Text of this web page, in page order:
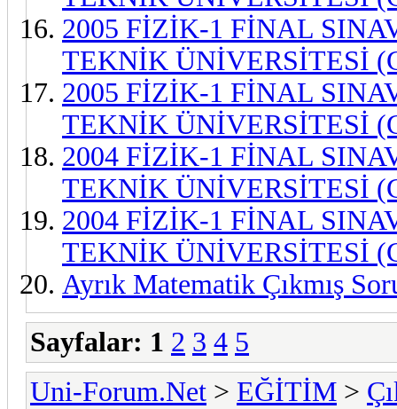
2005 FİZİK-1 FİNAL
TEKNİK ÜNİVERSİTESİ
2005 FİZİK-1 FİNAL
TEKNİK ÜNİVERSİTESİ
2004 FİZİK-1 FİNAL
TEKNİK ÜNİVERSİTESİ
2004 FİZİK-1 FİNAL
TEKNİK ÜNİVERSİTESİ
Ayrık Matematik Çıkmış
Sayfalar: 1 2 3 4 5
Uni-Forum.Net > EĞİTİM >